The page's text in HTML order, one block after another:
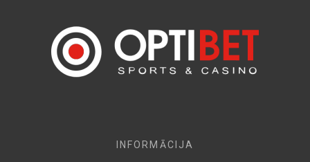
INFORMĀCIJA